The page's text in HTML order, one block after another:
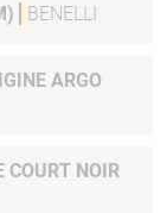
BENELLI
ARGO
COURT NOIR